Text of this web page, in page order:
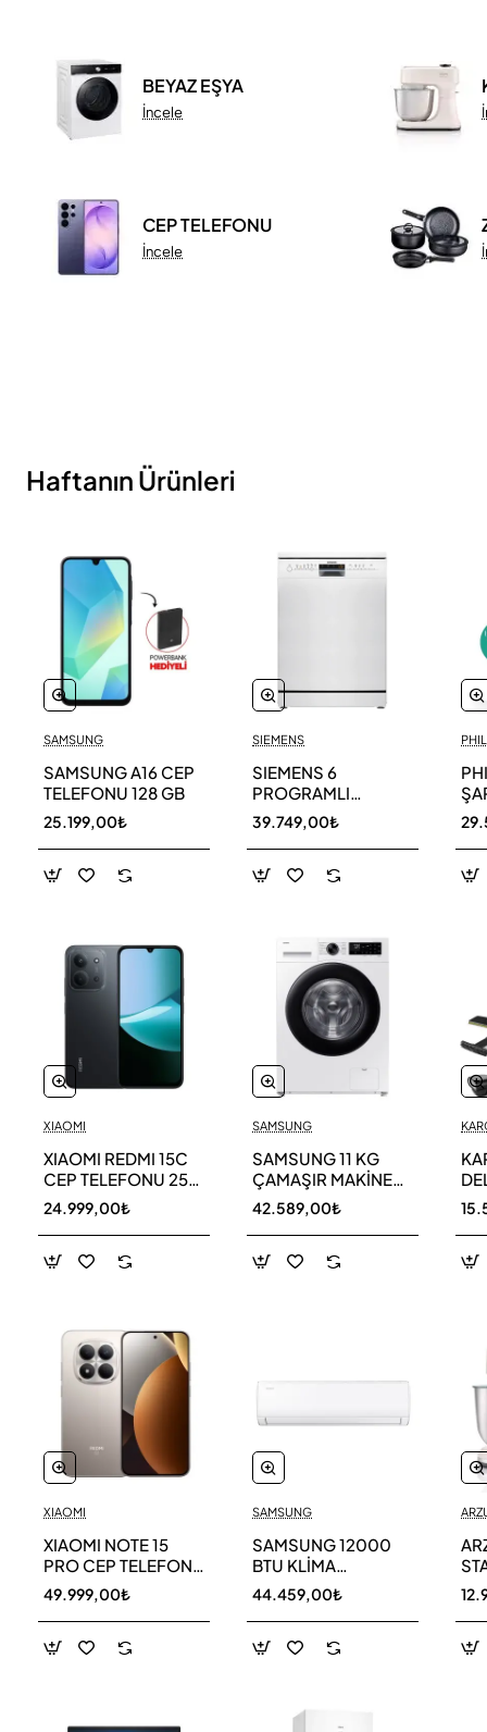
BEYAZ EŞYA
İncele
CEP TELEFONU
İncele
Haftanın Ürünleri
SAMSUNG
SAMSUNG A16 CEP
TELEFONU 128 GB
25.199,00₺
XIAOMI
XIAOMI REDMI 15C
CEP TELEFONU 256
GB
24.999,00₺
XIAOMI
XIAOMI NOTE 15
PRO CEP TELEFONU
256 GB
49.999,00₺
SIEMENS
SIEMENS 6
PROGRAMLI
BULAŞIK MAKİNESİ
SN216W00DT
39.749,00₺
SAMSUNG
SAMSUNG 11 KG
ÇAMAŞIR MAKİNESİ
WW11DG5B25AEAH
42.589,00₺
SAMSUNG
SAMSUNG 12000
BTU KLİMA
AR40F12C0AM SK
44.459,00₺
11